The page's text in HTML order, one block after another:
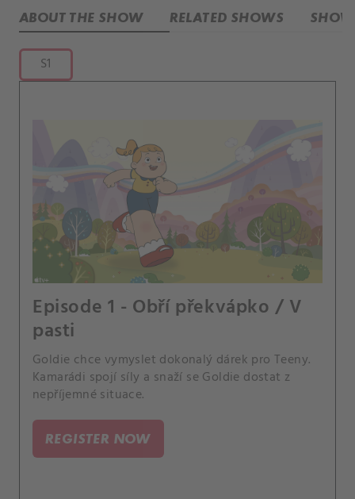
ABOUT THE SHOW RELATED SHOWS
S1
Episode 1 - Obří překvápko / V
pasti
Goldie chce vymyslet dokonalý dárek pro Teeny.
Kamarádi spojí síly a snaží se Goldie dostat z
nepříjemné situace.
REGISTER NOW